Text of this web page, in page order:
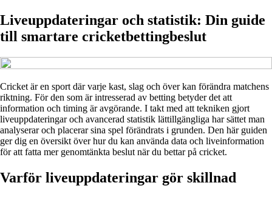
Liveuppdateringar och statistik: Din guide
till smartare cricketbettingbeslut
Cricket är en sport där varje kast, slag och över kan förändra matchens
riktning. För den som är intresserad av betting betyder det att
information och timing är avgörande. I takt med att tekniken gjort
liveuppdateringar och avancerad statistik lättillgängliga har sättet man
analyserar och placerar sina spel förändrats i grunden. Den här guiden
ger dig en översikt över hur du kan använda data och liveinformation
för att fatta mer genomtänkta beslut när du bettar på cricket.
Varför liveuppdateringar gör skillnad